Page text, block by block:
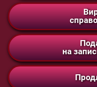
на